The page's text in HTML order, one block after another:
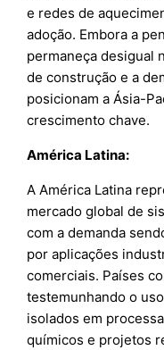
e redes de
adoção. Embora a
permaneça desigual
de construção e a
posicionam a Ásia-
crescimento chave.
América Latina:
A América Latina
mercado global de
com a demanda
por aplicações
comerciais. Países
testemunhando o
isolados em
químicos e projetos